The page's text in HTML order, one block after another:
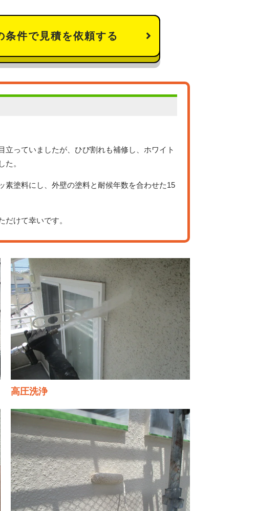
条件で見積を依頼する
立っていましたが、ひび割れも補修し、ホワイト
た。
素塗料にし、外壁の塗料と耐候年数を合わせた15
だけて幸いです。
高圧洗浄